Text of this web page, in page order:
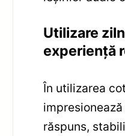
Utilizare
experiență
În utilizarea
răspuns,